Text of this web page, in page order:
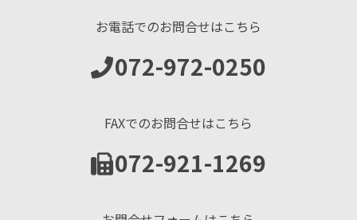
お電話でのお問合せはこちら
072-972-0250
FAXでのお問合せはこちら
072-921-1269